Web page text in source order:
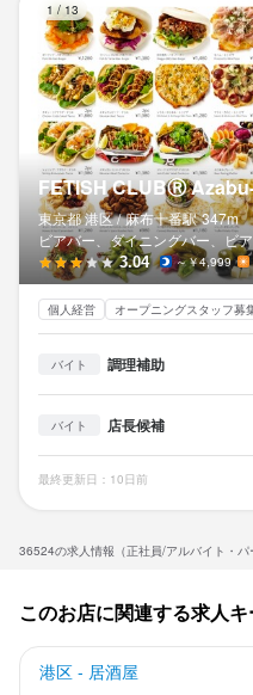
36524の求人情報（正社員/アルバイト・パ
1/13
FETISH CLUBⓇ
東京都 港区 / 麻布十番駅 347m
ビアバー、ダイニングバー、ビ
3.04 ～￥4,999
個人経営 オープニングスタッフ募
バイト 調理補助
バイト 店長候補
最終更新日：10日前
このお店に関連する求人
港区 - 居酒屋